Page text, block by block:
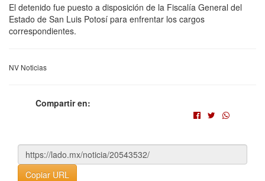
El detenido fue puesto a disposición de la Fiscalía General del
Estado de San Luis Potosí para enfrentar los cargos
correspondientes.
NV Noticias
Compartir en:
Copiar URL